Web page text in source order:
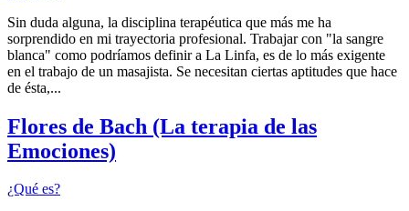
Sin duda alguna, la disciplina terapéutica que más me ha
sorprendido en mi trayectoria profesional. Trabajar con "la sangre
blanca" como podríamos definir a La Linfa, es de lo más exigente
en el trabajo de un masajista. Se necesitan ciertas aptitudes que hace
de ésta,...
Flores de Bach (La terapia de las
Emociones)
¿Qué es?